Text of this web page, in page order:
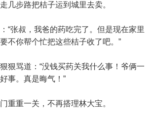
几步路把桔子运到城里去卖。
张叔，我爸的药吃完了。但是现在家里
不你帮个忙把这些桔子收了吧。”
骂道：“没钱买药关我什么事！爷俩一
事。真是晦气！”
重一关，不再搭理林大宝。